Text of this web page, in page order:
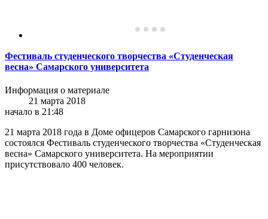
Фестиваль студенческого творчества «Студенческая
весна» Самарского университета
Информация о материале
21 марта 2018
начало в 21:48
21 марта 2018 года в Доме офицеров Самарского гарнизона
состоялся Фестиваль студенческого творчества «Студенческая
весна» Самарского университета. На мероприятии
присутствовало 400 человек.